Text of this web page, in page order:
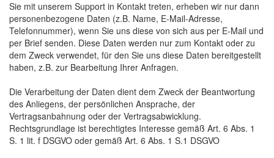
Sie mit unserem Support in Kontakt treten, erheben wir nur dann
personenbezogene Daten (z.B. Name, E-Mail-Adresse,
Telefonnummer), wenn Sie uns diese von sich aus per E-Mail und
per Brief senden. Diese Daten werden nur zum Kontakt oder zu
dem Zweck verwendet, für den Sie uns diese Daten bereitgestellt
haben, z.B. zur Bearbeitung Ihrer Anfragen.
Die Verarbeitung der Daten dient dem Zweck der Beantwortung
des Anliegens, der persönlichen Ansprache, der
Vertragsanbahnung oder der Vertragsabwicklung.
Rechtsgrundlage ist berechtigtes Interesse gemäß Art. 6 Abs. 1
S. 1 lit. f DSGVO oder gemäß Art. 6 Abs. 1 S.1 DSGVO